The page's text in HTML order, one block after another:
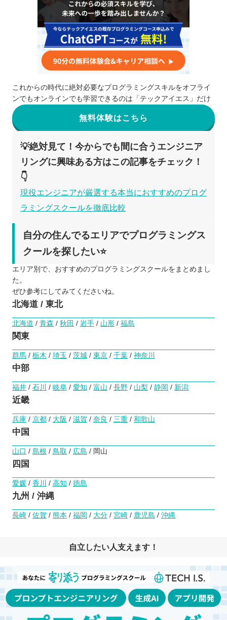
これからの時代に絶対必要なプログラミングスキルをオフライ
ンでもオンラインでも学習できるのは「テックアイエス」だけ
無料体験はこちら
💡絶対見て！今からでも間に合うエンジニア
リングに興味ある方はこの記事をチェック！
👇
現役エンジニアが厳選する本当におすすめのプログ
ラミングスクールを徹底比較
自分の住んでるエリアでプログラミングス
クールを探したい⭐️
エリア別で、おすすめのプログラミングスクールをまとめまし
た。
ぜひ参考にしてみてくださいね。
北海道 / 東北
北海道 / 青森 / 秋田 / 岩手 / 山形 / 福島
関東
群馬 / 栃木 / 埼玉 / 茨城 / 東京 / 千葉 / 神奈川
中部
福井 / 石川 / 岐阜 / 愛知 / 富山 / 長野 / 山梨 / 静岡 / 新潟
近畿
兵庫 / 京都 / 大阪 / 滋賀 / 奈良 / 三重 / 和歌山
中国
山口 / 島根 / 鳥取 / 広島 / 岡山
四国
愛媛 / 香川 / 高知 / 徳島
九州 / 沖縄
長崎 / 佐賀 / 熊本 / 福岡 / 大分 / 宮崎 / 鹿児島 / 沖縄
自立したい人支えます！